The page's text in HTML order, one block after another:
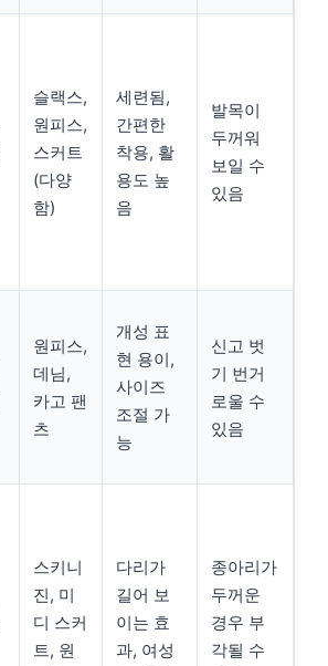
슬랙스,
원피스,
스커트
(다양
함)
세련됨,
간편한
착용, 활
용도 높
음
발목이
두꺼워
보일 수
있음
원피스,
데님,
카고 팬
츠
개성 표
현 용이,
사이즈
조절 가
능
신고 벗
기 번거
로울 수
있음
스키니
진, 미
디 스커
트, 원
다리가
길어 보
이는 효
과, 여성
종아리가
두꺼운
경우 부
각될 수